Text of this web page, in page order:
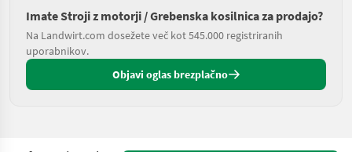
Imate Stroji z motorji / Grebenska kosilnica za prodajo?
Na Landwirt.com dosežete več kot 545.000 registriranih
uporabnikov.
Objavi oglas brezplačno